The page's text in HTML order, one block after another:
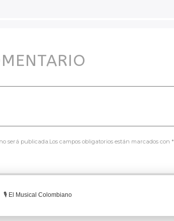
será publicada.Los campos obligatorios están marcados con *